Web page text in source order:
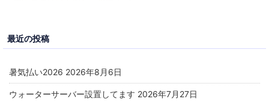
最近の投稿
暑気払い2026 2026年8月6日
ウォーターサーバー設置してます 2026年7月27日